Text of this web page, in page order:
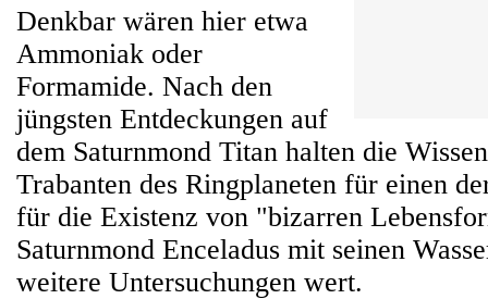
Denkbar wären hier etwa
Ammoniak oder
Formamide. Nach den
jüngsten Entdeckungen auf
dem Saturnmond Titan halten die
Trabanten des Ringplaneten für einen
für die Existenz von "bizarren
Saturnmond Enceladus mit seinen
weitere Untersuchungen wert.